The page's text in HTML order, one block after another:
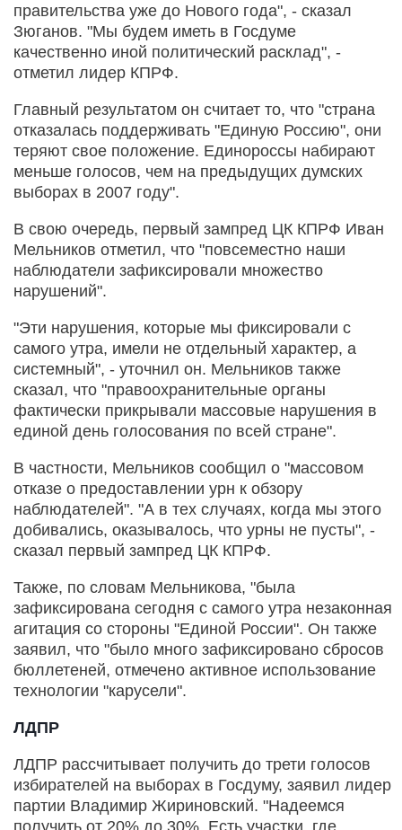
правительства уже до Нового года", - сказал
Зюганов. "Мы будем иметь в Госдуме
качественно иной политический расклад", -
отметил лидер КПРФ.
Главный результатом он считает то, что "страна
отказалась поддерживать "Единую Россию", они
теряют свое положение. Единороссы набирают
меньше голосов, чем на предыдущих думских
выборах в 2007 году".
В свою очередь, первый зампред ЦК КПРФ Иван
Мельников отметил, что "повсеместно наши
наблюдатели зафиксировали множество
нарушений".
"Эти нарушения, которые мы фиксировали с
самого утра, имели не отдельный характер, а
системный", - уточнил он. Мельников также
сказал, что "правоохранительные органы
фактически прикрывали массовые нарушения в
единой день голосования по всей стране".
В частности, Мельников сообщил о "массовом
отказе о предоставлении урн к обзору
наблюдателей". "А в тех случаях, когда мы этого
добивались, оказывалось, что урны не пусты", -
сказал первый зампред ЦК КПРФ.
Также, по словам Мельникова, "была
зафиксирована сегодня с самого утра незаконная
агитация со стороны "Единой России". Он также
заявил, что "было много зафиксировано сбросов
бюллетеней, отмечено активное использование
технологии "карусели".
ЛДПР
ЛДПР рассчитывает получить до трети голосов
избирателей на выборах в Госдуму, заявил лидер
партии Владимир Жириновский. "Надеемся
получить от 20% до 30%. Есть участки, где